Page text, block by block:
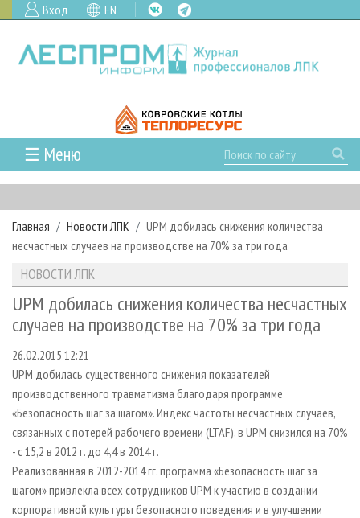
Вход EN
☰ Меню
ГЛАВНАЯ
РУБРИКИ И ТЕМЫ
РУБРИКИ ЖУРНАЛА
ЛЕСОЗАГОТОВКА
ЛЕСОПИЛЕНИЕ
СУШКА ДРЕВЕСИНЫ
ПРОИЗВОДСТВО ДРЕВЕСНЫХ ПЛИТ
ДЕРЕВЯННОЕ ДОМОСТРОЕНИЕ
ПРОИЗВОДСТВО МЕБЕЛИ
БИОЭНЕРГЕТИКА
ЦБП
НОВОСТИ
НОВОСТИ ЛПК
НОВОСТИ ЖУРНАЛА
ПРОЕКТЫ ЛПИ
АНАЛИТИКА
ПРЕДПРИЯТИЯ ЛПК
ПЕРСОНЫ
МОБИЛЬНЫЕ ВЫСТАВКИ
ОФИЦИАЛЬНЫЕ ДЕЛЕГАЦИИ
ПРИОРИТЕТНЫЕ ИНВЕСТПРОЕКТЫ
RUSSIAN FORESTRY REVIEW
ГАЗЕТА ЛЕСПРОМФОРУМ
АРХИВ
АРХИВ ЖУРНАЛОВ
О ЖУРНАЛЕ
ПОДПИСКА
КОНТАКТЫ
РЕКЛАМОДАТЕЛЯМ
РЕКЛАМА
РЕКЛАМА НА САЙТЕ
Главная Новости ЛПК
UPM добилась снижения количества
несчастных случаев на производстве на 70% за три года
НОВОСТИ ЛПК
UPM добилась снижения количества несчастных
случаев на производстве на 70% за три года
26.02.2015 12:21
UPM добилась существенного снижения показателей
производственного травматизма благодаря программе
«Безопасность шаг за шагом». Индекс частоты несчастных случаев,
связанных с потерей рабочего времени (LTAF), в UPM снизился на 70%
- с 15,2 в 2012 г. до 4,4 в 2014 г.
Реализованная в 2012-2014 гг. программа «Безопасность шаг за
шагом» привлекла всех сотрудников UPM к участию в создании
корпоративной культуры безопасного поведения и в улучшении